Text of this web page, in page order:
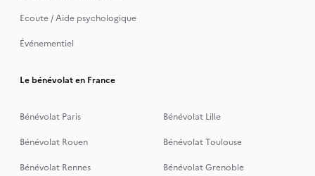
Ecoute / Aide psychologique
Événementiel
Le bénévolat en France
Bénévolat Paris
Bénévolat Lille
Bénévolat Rouen
Bénévolat Toulouse
Bénévolat Rennes
Bénévolat Grenoble